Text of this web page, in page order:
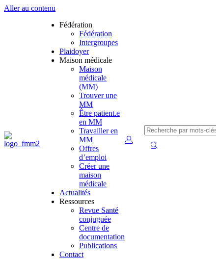
Aller au contenu
Fédération
Fédération
Intergroupes
Plaidoyer
Maison médicale
Maison
médicale
(MM)
Trouver une
MM
Être patient.e
en MM
Travailler en
MM
Offres
d’emploi
Créer une
maison
médicale
Actualités
Ressources
Revue Santé
conjuguée
Centre de
documentation
Publications
Contact